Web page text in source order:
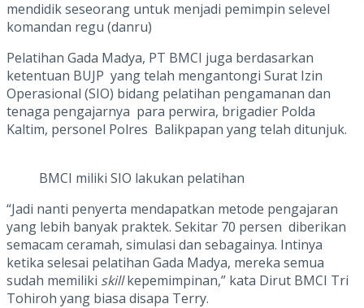
mendidik seseorang untuk menjadi pemimpin selevel
komandan regu (danru)
Pelatihan Gada Madya, PT BMCI juga berdasarkan
ketentuan BUJP yang telah mengantongi Surat Izin
Operasional (SIO) bidang pelatihan pengamanan dan
tenaga pengajarnya para perwira, brigadier Polda
Kaltim, personel Polres Balikpapan yang telah ditunjuk.
BMCI miliki SIO lakukan pelatihan
“Jadi nanti penyerta mendapatkan metode pengajaran
yang lebih banyak praktek. Sekitar 70 persen diberikan
semacam ceramah, simulasi dan sebagainya. Intinya
ketika selesai pelatihan Gada Madya, mereka semua
sudah memiliki skillkepemimpinan,” kata Dirut BMCI Tri
Tohiroh yang biasa disapa Terry.